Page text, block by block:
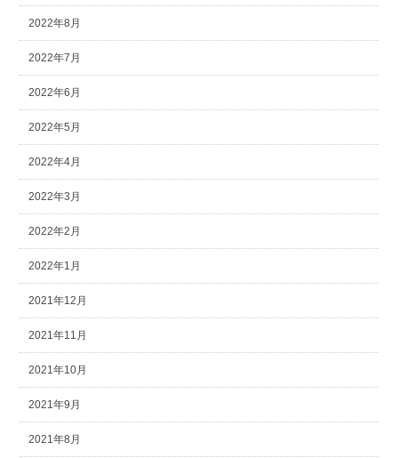
2022年8月
2022年7月
2022年6月
2022年5月
2022年4月
2022年3月
2022年2月
2022年1月
2021年12月
2021年11月
2021年10月
2021年9月
2021年8月